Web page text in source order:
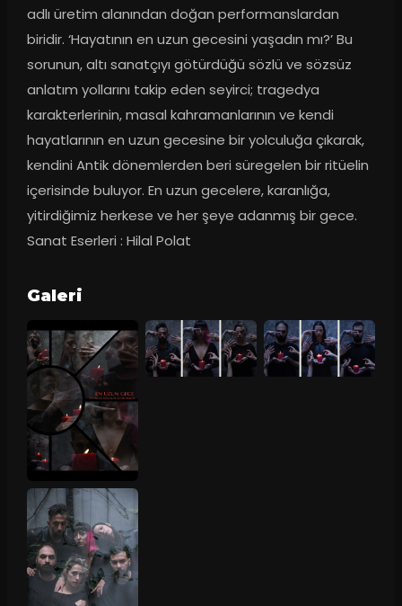
adlı üretim alanından doğan performanslardan
biridir. ‘Hayatının en uzun gecesini yaşadın mı?’ Bu
sorunun, altı sanatçıyı götürdüğü sözlü ve sözsüz
anlatım yollarını takip eden seyirci; tragedya
karakterlerinin, masal kahramanlarının ve kendi
hayatlarının en uzun gecesine bir yolculuğa çıkarak,
kendini Antik dönemlerden beri süregelen bir ritüelin
içerisinde buluyor. En uzun gecelere, karanlığa,
yitirdiğimiz herkese ve her şeye adanmış bir gece.
Sanat Eserleri : Hilal Polat
Galeri